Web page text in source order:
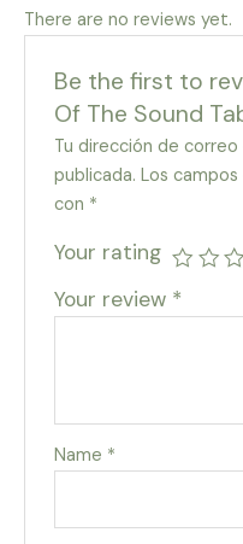
There are no reviews yet.
Be the first to
Of The Sound
Tu dirección de
publicada. Los
con *
Your rating
Your review *
Name *